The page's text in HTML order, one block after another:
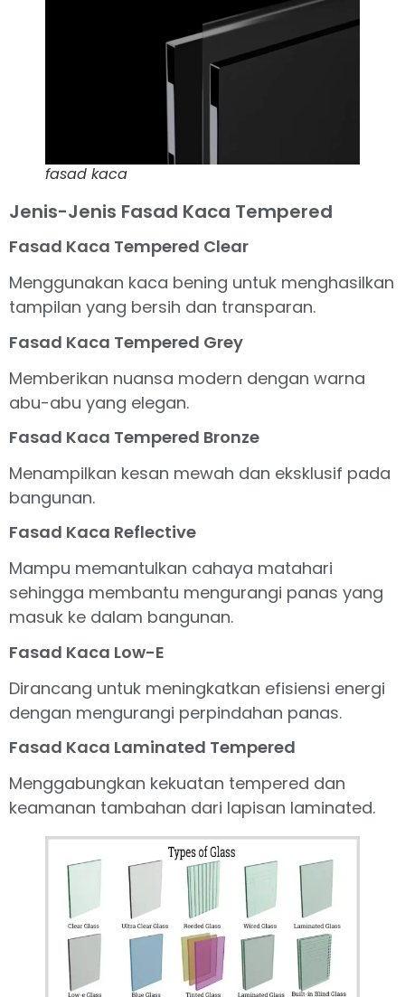
fasad kaca
Jenis-Jenis Fasad Kaca Tempered
Fasad Kaca Tempered Clear
Menggunakan kaca bening untuk menghasilkan
tampilan yang bersih dan transparan.
Fasad Kaca Tempered Grey
Memberikan nuansa modern dengan warna
abu-abu yang elegan.
Fasad Kaca Tempered Bronze
Menampilkan kesan mewah dan eksklusif pada
bangunan.
Fasad Kaca Reflective
Mampu memantulkan cahaya matahari
sehingga membantu mengurangi panas yang
masuk ke dalam bangunan.
Fasad Kaca Low-E
Dirancang untuk meningkatkan efisiensi energi
dengan mengurangi perpindahan panas.
Fasad Kaca Laminated Tempered
Menggabungkan kekuatan tempered dan
keamanan tambahan dari lapisan laminated.